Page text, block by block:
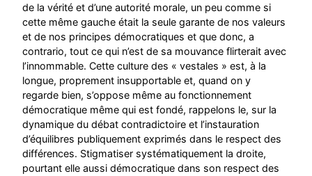
de la vérité et d’une autorité morale, un peu comme si
cette même gauche était la seule garante de nos valeurs
et de nos principes démocratiques et que donc, a
contrario, tout ce qui n’est de sa mouvance flirterait avec
l’innommable. Cette culture des « vestales » est, à la
longue, proprement insupportable et, quand on y
regarde bien, s’oppose même au fonctionnement
démocratique même qui est fondé, rappelons le, sur la
dynamique du débat contradictoire et l’instauration
d’équilibres publiquement exprimés dans le respect des
différences. Stigmatiser systématiquement la droite,
pourtant elle aussi démocratique dans son respect des